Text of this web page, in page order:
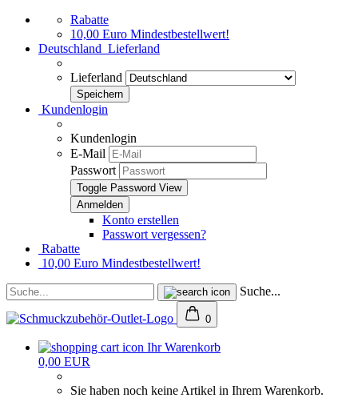
Rabatte
10,00 Euro Mindestbestellwert!
Deutschland Lieferland
Lieferland
Kundenlogin
Kundenlogin
E-Mail
Passwort
Toggle Password View
Konto erstellen
Passwort vergessen?
Rabatte
10,00 Euro Mindestbestellwert!
Suche...
0
Ihr Warenkorb
0,00 EUR
Sie haben noch keine Artikel in Ihrem Warenkorb.